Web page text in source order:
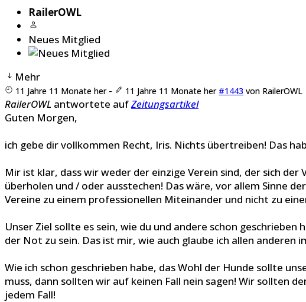
RailerOWL
Neues Mitglied
Mehr
11 Jahre 11 Monate her- 11 Jahre 11 Monate her #1443 von RailerOWL
RailerOWL antwortete aufZeitungsartikel
Guten Morgen,
ich gebe dir vollkommen Recht, Iris. Nichts übertreiben! Das
Mir ist klar, dass wir weder der einzige Verein sind, der sich
überholen und / oder ausstechen! Das wäre, vor allem Sinne
Vereine zu einem professionellen Miteinander und nicht zu
Unser Ziel sollte es sein, wie du und andere schon
der Not zu sein. Das ist mir, wie auch glaube ich allen
Wie ich schon geschrieben habe, das Wohl der Hunde sollte
muss, dann sollten wir auf keinen Fall nein sagen! Wir sollten
jedem Fall!